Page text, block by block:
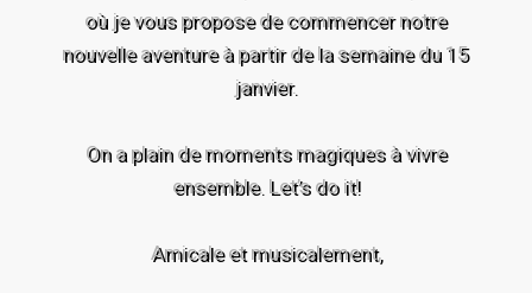
où je vous propose de commencer notre
nouvelle aventure à partir de la semaine du 15
janvier.
On a plain de moments magiques à vivre
ensemble. Let’s do it!
Amicale et musicalement,